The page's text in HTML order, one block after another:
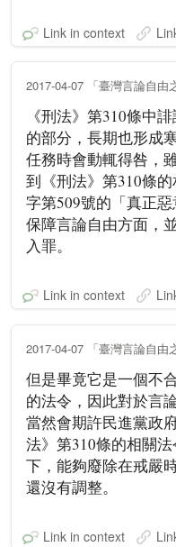
Link in context
2017-04-07 「臺灣言論自由
《刑法》第310條中
的部分，長期也形成
任務時會動輒得咎，
到《刑法》第310條
字第509號的「真正
保障言論自由方面，
入罪。
Link in context
2017-04-07 「臺灣言論自由
但是畢竟它是一個不
的法令，因此對於言
當然會期許民進黨政
法》第310條的相關
下，能夠廢除在戒嚴
還沒有調整。
Link in context